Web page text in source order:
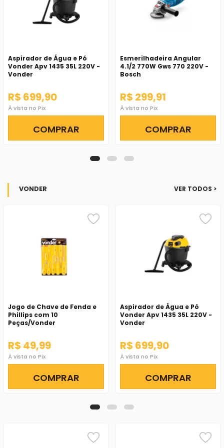
Aspirador de Água e Pó
Vonder Apv 1435 35L 220V -
Vonder
R$ 699,90
À vista no Pix
COMPRAR
Esmerilhadeira Angular
4.1/2 770W Gws 770 220V -
Bosch
R$ 299,91
À vista no Pix
COMPRAR
VONDER VER TODOS >
Jogo de Chave de Fenda e
Phillips com 10
Peças/Vonder
R$ 49,99
À vista no Pix
COMPRAR
Aspirador de Água e Pó
Vonder Apv 1435 35L 220V -
Vonder
R$ 699,90
À vista no Pix
COMPRAR